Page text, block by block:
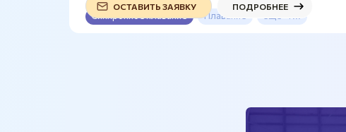
Синхронное плавание
Плавание
ОСТАВИТЬ ЗАЯВКУ ПОДРОБНЕЕ